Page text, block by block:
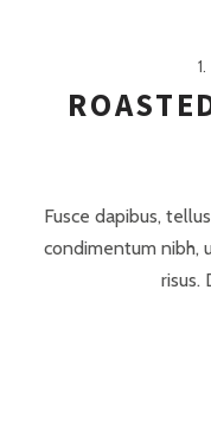
1.
Fusce dapibus,
condimentum nibh,
risus.